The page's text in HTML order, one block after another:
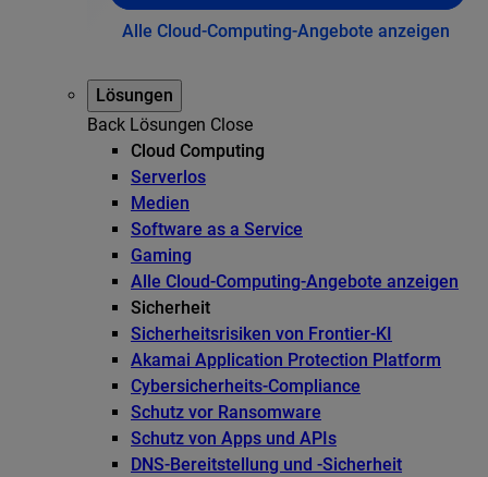
Alle Cloud-Computing-Angebote anzeigen
Lösungen
Back Lösungen Close
Cloud Computing
Serverlos
Medien
Software as a Service
Gaming
Alle Cloud-Computing-Angebote anzeigen
Sicherheit
Sicherheitsrisiken von Frontier-KI
Akamai Application Protection Platform
Cybersicherheits-Compliance
Schutz vor Ransomware
Schutz von Apps und APIs
DNS-Bereitstellung und -Sicherheit